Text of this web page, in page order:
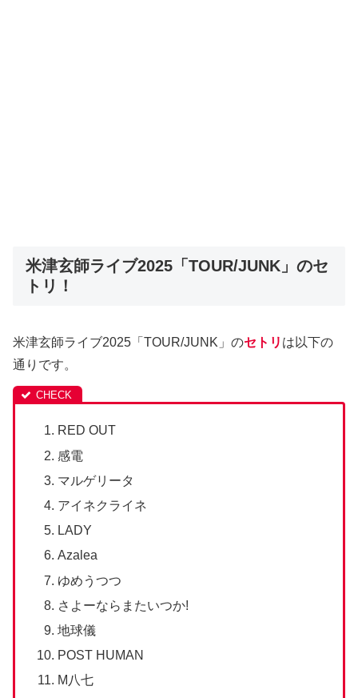
米津玄師ライブ2025「TOUR/JUNK」のセ
トリ！
米津玄師ライブ2025「TOUR/JUNK」のセトリ は以下の
通りです。
RED OUT
感電
マルゲリータ
アイネクライネ
LADY
Azalea
ゆめうつつ
さよーならまたいつか!
地球儀
POST HUMAN
M八七